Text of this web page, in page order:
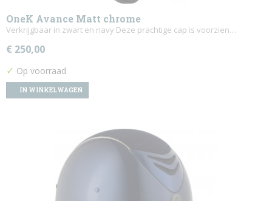
OneK Avance Matt chrome
Verkrijgbaar in zwart en navy Deze prachtige cap is voorzien…
€ 250,00
✓ Op voorraad
IN WINKELWAGEN